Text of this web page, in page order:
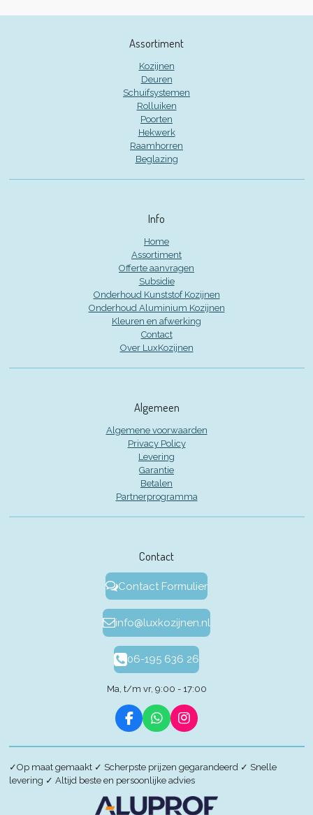
Assortiment
Kozijnen
Deuren
Schuifsystemen
Rolluiken
Poorten
Hekwerk
Raamhorren
Beglazing
Info
Home
Assortiment
Offerte aanvragen
Subsidie
Onderhoud Kunststof Kozijnen
Onderhoud Aluminium Kozijnen
Kleuren en afwerking
Contact
Over LuxKozijnen
Algemeen
Algemene voorwaarden
Privacy Policy
Levering
Garantie
Betalen
Partnerprogramma
Contact
Contact Formulier
info@luxkozijnen.nl
06-195 636 26
Ma, t/m vr, 9:00 - 17:00
F
a
c
b
o
o
k
W
h
a
t
s
A
p
p
I
n
s
a
g
r
a
✓Op maat gemaakt ✓ Scherpste prijzen gegarandeerd ✓ Snelle
levering ✓ Altijd beste en persoonlijke advies